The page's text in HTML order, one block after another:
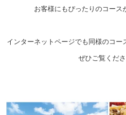
お客様にもぴったりのコース
インターネットページでも同様のコー
ぜひご覧くださ